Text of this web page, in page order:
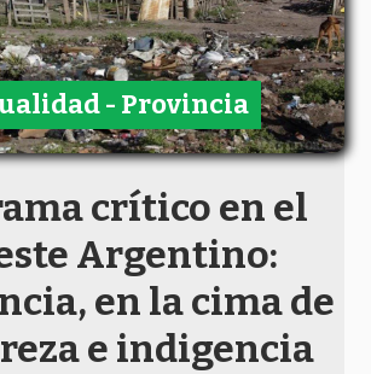
crítico en el
Argentino:
en la cima de
e indigencia
- Provincia